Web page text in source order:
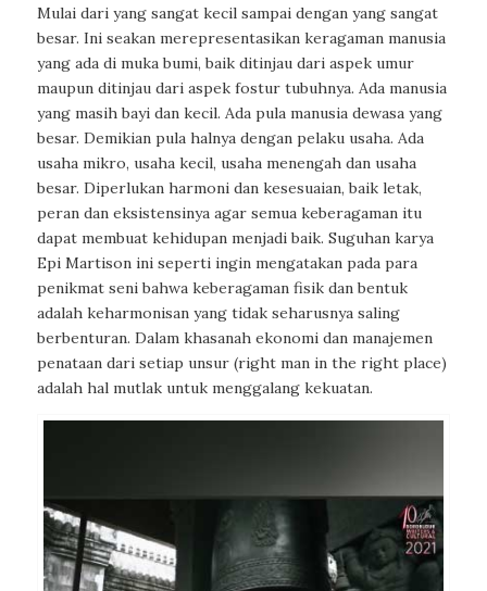
Mulai dari yang sangat kecil sampai dengan yang sangat
besar. Ini seakan merepresentasikan keragaman manusia
yang ada di muka bumi, baik ditinjau dari aspek umur
maupun ditinjau dari aspek fostur tubuhnya. Ada manusia
yang masih bayi dan kecil. Ada pula manusia dewasa yang
besar. Demikian pula halnya dengan pelaku usaha. Ada
usaha mikro, usaha kecil, usaha menengah dan usaha
besar. Diperlukan harmoni dan kesesuaian, baik letak,
peran dan eksistensinya agar semua keberagaman itu
dapat membuat kehidupan menjadi baik. Suguhan karya
Epi Martison ini seperti ingin mengatakan pada para
penikmat seni bahwa keberagaman fisik dan bentuk
adalah keharmonisan yang tidak seharusnya saling
berbenturan. Dalam khasanah ekonomi dan manajemen
penataan dari setiap unsur (right man in the right place)
adalah hal mutlak untuk menggalang kekuatan.